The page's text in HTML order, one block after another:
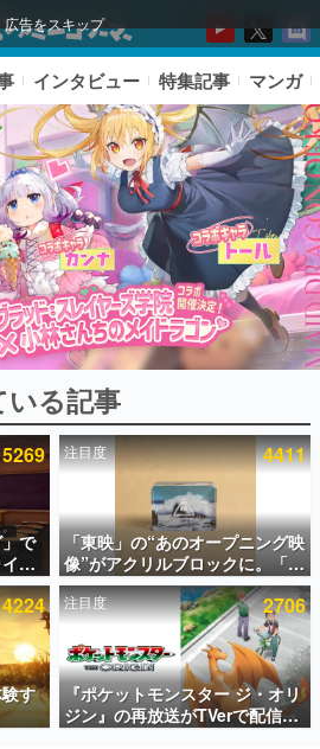
広告をスキップ
る記事ランキング
覧
事
千以上！ ページビュー数万以上！ などな
に読まれた、電ファミ渾身の“殿堂入り”記
た。
インタビュー 特集記事 マンガ
る記事
5269
で
ク
ウ
失
注目度 4411
「東映」の“あのオープニング映
像”がアクリルブロックに。「東
映ヒストリカル グッズコレクシ
ョン」が8月下旬より発売
4224
す
ィッ
注目度 2706
『ポケットモンスター ジ・オリ
ジン』の再放送がTVerで配信
中！レッド（CV：竹内順子）が